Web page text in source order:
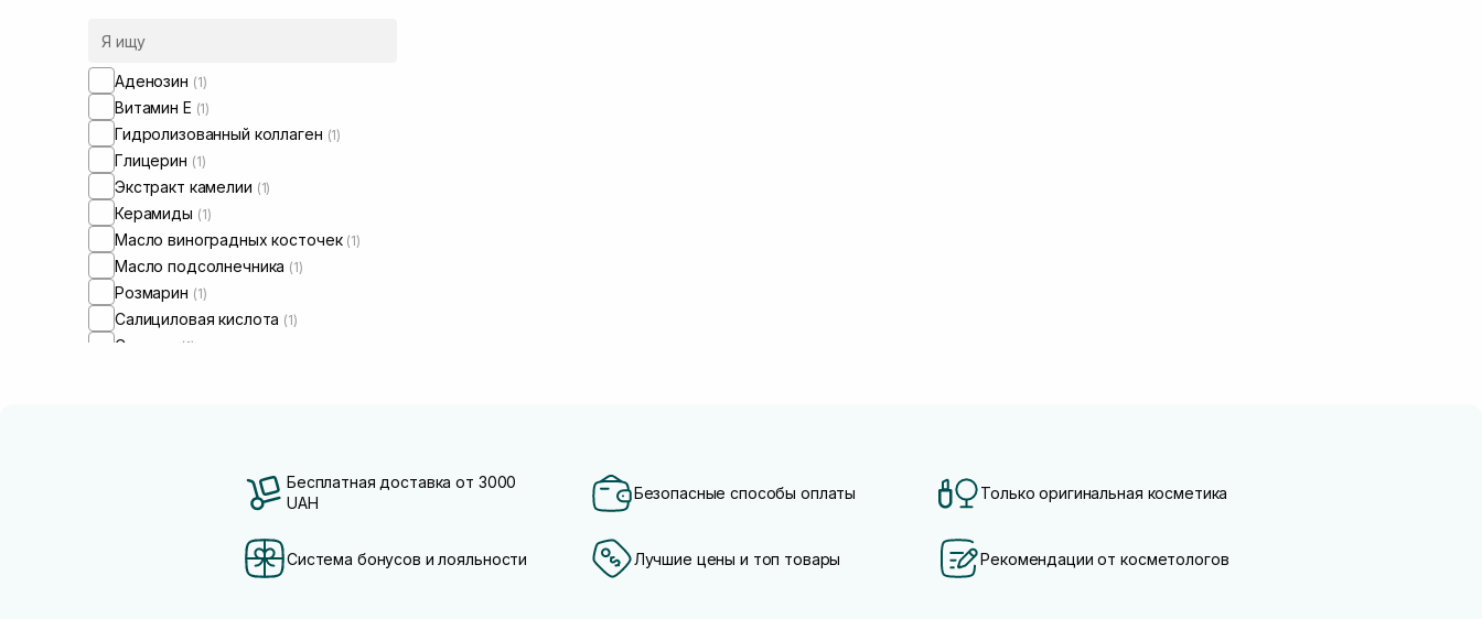
микробиомом
Аденозин (1)
Витамин Е (1)
Гидролизованный коллаген (1)
Глицерин (1)
Экстракт камелии (1)
Керамиды (1)
Масло виноградных косточек (1)
Масло подсолнечника (1)
Розмарин (1)
Салициловая кислота (1)
Сквалан (1)
Бесплатная доставка от 3000
UAH
Безопасные способы оплаты Только оригинальная косметика
Система бонусов и лояльности Лучшие цены и топ товары Рекомендации от косметологов